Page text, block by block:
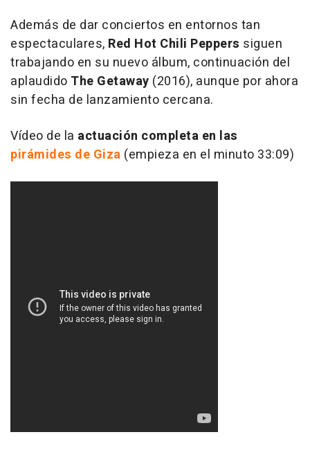
Además de dar conciertos en entornos tan
espectaculares, Red Hot Chili Peppers siguen
trabajando en su nuevo álbum, continuación del
aplaudido The Getaway (2016), aunque por ahora
sin fecha de lanzamiento cercana.
Vídeo de la actuación completa en las
pirámides de Giza (empieza en el minuto 33:09)